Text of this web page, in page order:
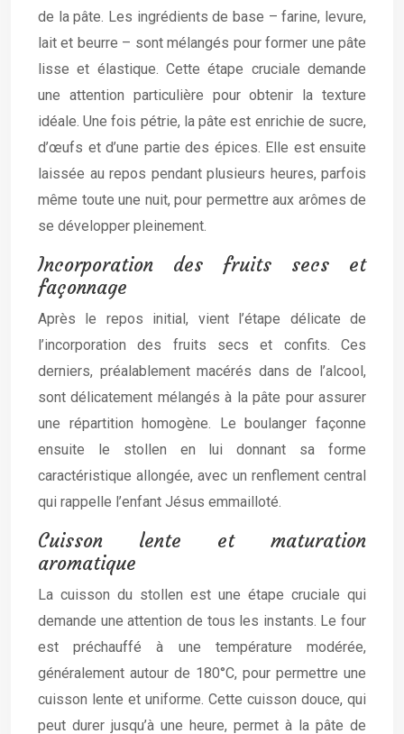
de la pâte. Les ingrédients de base – farine, levure,
lait et beurre – sont mélangés pour former une pâte
lisse et élastique. Cette étape cruciale demande
une attention particulière pour obtenir la texture
idéale. Une fois pétrie, la pâte est enrichie de sucre,
d’œufs et d’une partie des épices. Elle est ensuite
laissée au repos pendant plusieurs heures, parfois
même toute une nuit, pour permettre aux arômes de
se développer pleinement.
Incorporation des fruits secs et
façonnage
Après le repos initial, vient l’étape délicate de
l’incorporation des fruits secs et confits. Ces
derniers, préalablement macérés dans de l’alcool,
sont délicatement mélangés à la pâte pour assurer
une répartition homogène. Le boulanger façonne
ensuite le stollen en lui donnant sa forme
caractéristique allongée, avec un renflement central
qui rappelle l’enfant Jésus emmailloté.
Cuisson lente et maturation
aromatique
La cuisson du stollen est une étape cruciale qui
demande une attention de tous les instants. Le four
est préchauffé à une température modérée,
généralement autour de 180°C, pour permettre une
cuisson lente et uniforme. Cette cuisson douce, qui
peut durer jusqu’à une heure, permet à la pâte de